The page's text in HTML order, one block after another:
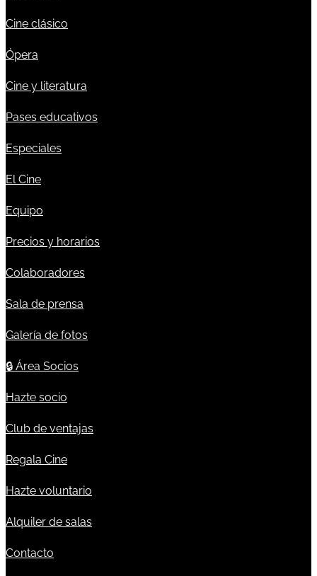
Cine clásico
Ópera
Cine y literatura
Pases educativos
Especiales
El Cine
Equipo
Precios y horarios
Colaboradores
Sala de prensa
Galería de fotos
🔒 Área Socios
Hazte socio
Club de ventajas
Regala Cine
Hazte voluntario
Alquiler de salas
Contacto